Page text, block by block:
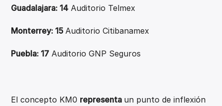
Guadalajara: 14 Auditorio Telmex
Monterrey: 15Auditorio Citibanamex
Puebla: 17 Auditorio GNP Seguros
El concepto KM0 representa un punto de inflexión